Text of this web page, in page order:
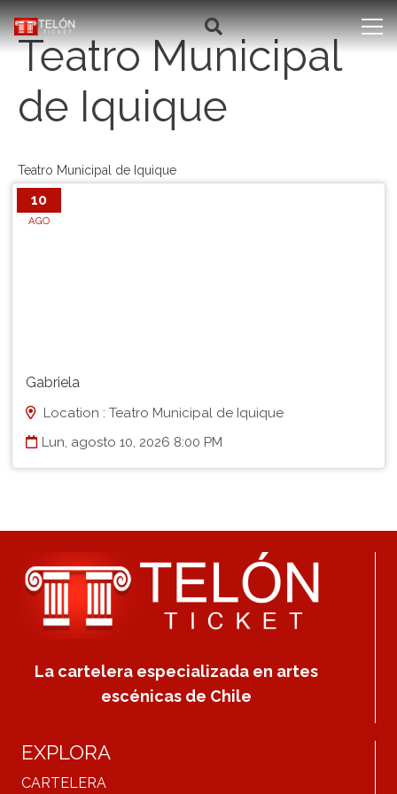
Teatro Municipal
de Iquique
Teatro Municipal de Iquique
10
AGO
Gabriela
Location : Teatro Municipal de Iquique
Lun, agosto 10, 2026 8:00 PM
La cartelera especializada en artes
escénicas de Chile
EXPLORA
CARTELERA